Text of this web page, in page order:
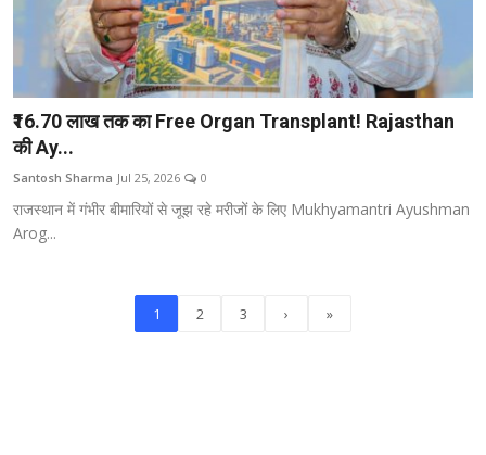
₹16.70 लाख तक का Free Organ Transplant! Rajasthan
की Ay...
Santosh Sharma Jul 25, 2026 0
राजस्थान में गंभीर बीमारियों से जूझ रहे मरीजों के लिए Mukhyamantri Ayushman
Arog...
1 2 3 › »